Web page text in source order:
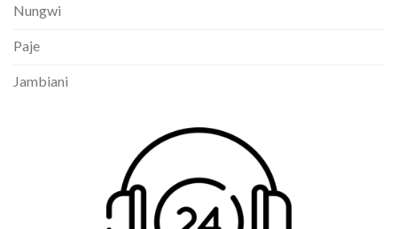
Nungwi
Paje
Jambiani